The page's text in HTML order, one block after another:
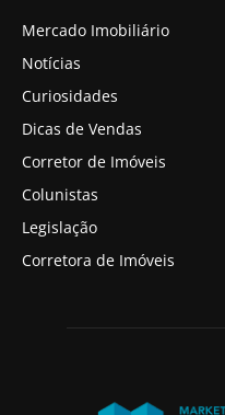
Mercado Imobiliário
Notícias
Curiosidades
Dicas de Vendas
Corretor de Imóveis
Colunistas
Legislação
Corretora de Imóveis